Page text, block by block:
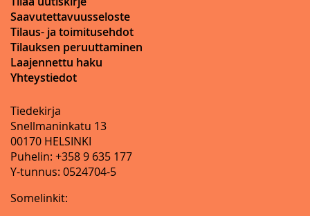
Saavutettavuusseloste
Tilaus- ja toimitusehdot
Tilauksen peruuttaminen
Laajennettu haku
Yhteystiedot
Tiedekirja
Snellmaninkatu 13
00170 HELSINKI
Puhelin: +358 9 635 177
Y-tunnus: 0524704-5
Somelinkit: